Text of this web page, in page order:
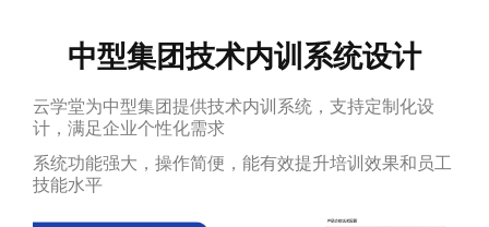
中型集团技术内训系统设计
云学堂为中型集团提供技术内训系统，支持定制化设
计，满足企业个性化需求
系统功能强大，操作简便，能有效提升培训效果和员工
技能水平